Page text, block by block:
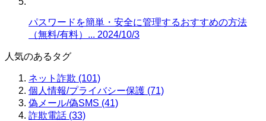
パスワードを簡単・安全に管理するおすすめの方法
（無料/有料）... 2024/10/3
人気のあるタグ
ネット詐欺 (101)
個人情報/プライバシー保護 (71)
偽メール/偽SMS (41)
詐欺電話 (33)